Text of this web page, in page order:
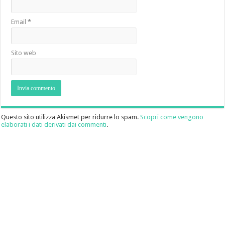
Email*
Sito web
Questo sito utilizza Akismet per ridurre lo spam.Scopri come vengono
elaborati i dati derivati dai commenti.